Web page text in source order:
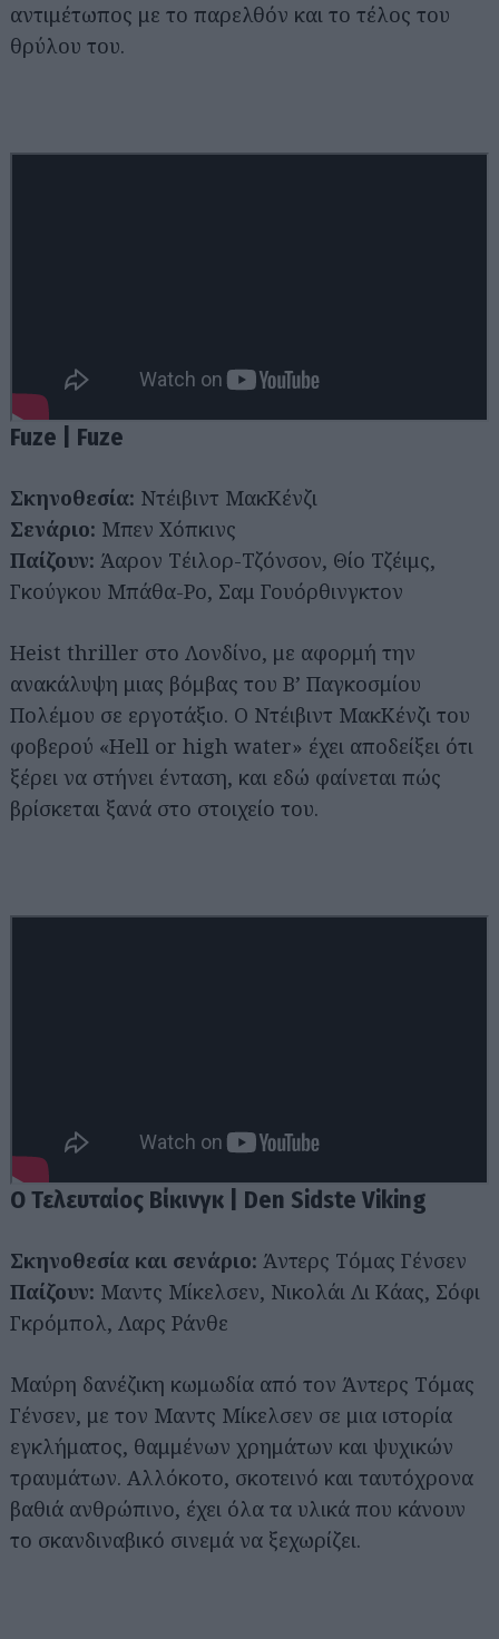
αντιμέτωπος με το παρελθόν και το τέλος του
θρύλου του.
Fuze | Fuze
Σκηνοθεσία: Ντέιβιντ ΜακΚένζι
Σενάριο: Μπεν Χόπκινς
Παίζουν: Άαρον Τέιλορ-Τζόνσον, Θίο Τζέιμς,
Γκούγκου Μπάθα-Ρο, Σαμ Γουόρθινγκτον
Heist thriller στο Λονδίνο, με αφορμή την
ανακάλυψη μιας βόμβας του Β’ Παγκοσμίου
Πολέμου σε εργοτάξιο. Ο Ντέιβιντ ΜακΚένζι του
φοβερού «Hell or high water» έχει αποδείξει ότι
ξέρει να στήνει ένταση, και εδώ φαίνεται πώς
βρίσκεται ξανά στο στοιχείο του.
Ο Τελευταίος Βίκινγκ | Den Sidste Viking
Σκηνοθεσία και σενάριο: Άντερς Τόμας Γένσεν
Παίζουν: Μαντς Μίκελσεν, Νικολάι Λι Κάας, Σόφι
Γκρόμπολ, Λαρς Ράνθε
Μαύρη δανέζικη κωμωδία από τον Άντερς Τόμας
Γένσεν, με τον Μαντς Μίκελσεν σε μια ιστορία
εγκλήματος, θαμμένων χρημάτων και ψυχικών
τραυμάτων. Αλλόκοτο, σκοτεινό και ταυτόχρονα
βαθιά ανθρώπινο, έχει όλα τα υλικά που κάνουν
το σκανδιναβικό σινεμά να ξεχωρίζει.